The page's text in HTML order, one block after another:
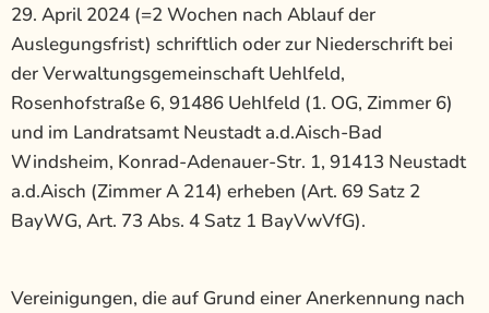
29. April 2024 (=2 Wochen nach Ablauf der
Auslegungsfrist) schriftlich oder zur Niederschrift bei
der Verwaltungsgemeinschaft Uehlfeld,
Rosenhofstraße 6, 91486 Uehlfeld (1. OG, Zimmer 6)
und im Landratsamt Neustadt a.d.Aisch-Bad
Windsheim, Konrad-Adenauer-Str. 1, 91413 Neustadt
a.d.Aisch (Zimmer A 214) erheben (Art. 69 Satz 2
BayWG, Art. 73 Abs. 4 Satz 1 BayVwVfG).
Vereinigungen, die auf Grund einer Anerkennung nach